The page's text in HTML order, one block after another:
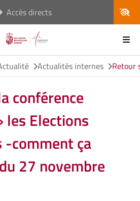
Accès directs
Actualités internes Retour
conférence
Elections
-comment ça
27 novembre